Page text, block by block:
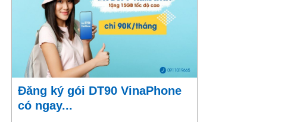
Đăng ký gói DT90 VinaPhone
có ngay...